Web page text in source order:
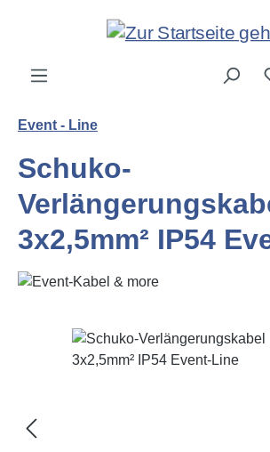
Zum Hauptinhalt springen
Event - Line
Schuko-
3x2,5mm² IP54
Bildergalerie überspringen